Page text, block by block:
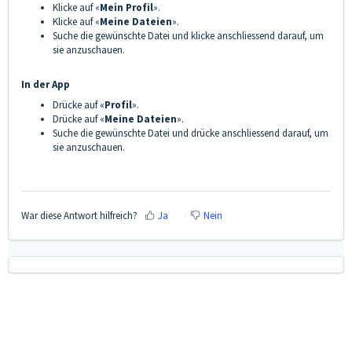
Klicke auf «Mein Profil».
Klicke auf «Meine Dateien».
Suche die gewünschte Datei und klicke anschliessend darauf, um
sie anzuschauen.
In der App
Drücke auf «Profil».
Drücke auf «Meine Dateien».
Suche die gewünschte Datei und drücke anschliessend darauf, um
sie anzuschauen.
War diese Antwort hilfreich? Ja Nein